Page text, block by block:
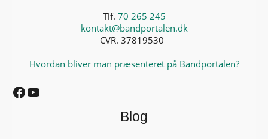
Tlf. 70 265 245
kontakt@bandportalen.dk
CVR. 37819530
Hvordan bliver man præsenteret på Bandportalen?
Facebook
Blog